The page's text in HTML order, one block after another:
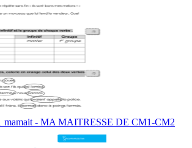
mamait - MA MAITRESSE DE CM1-CM2